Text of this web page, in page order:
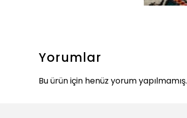
Yorumlar
Bu ürün için henüz yorum yapılmamış.